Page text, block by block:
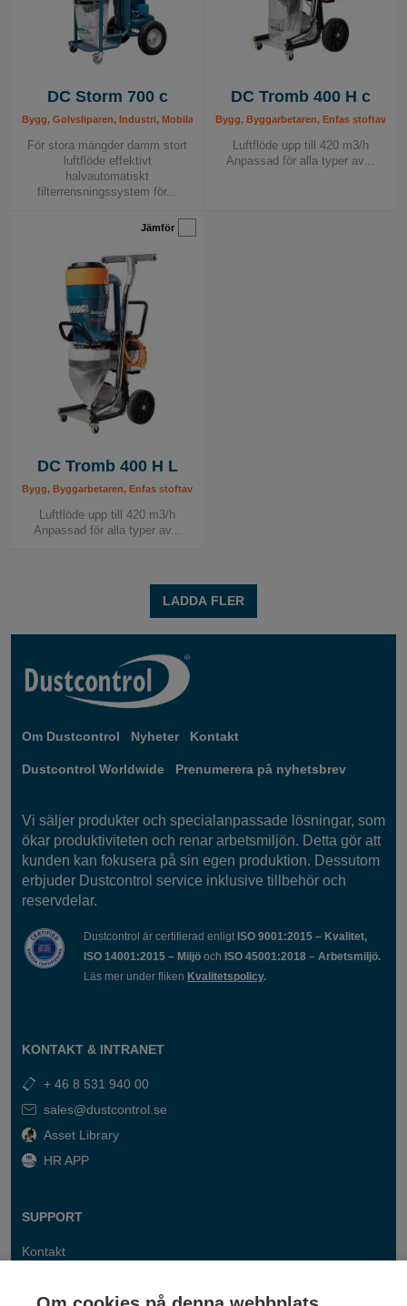
DC Storm 700 c
Bygg, Golvsliparen, Industri, Mobila stoftavskiljare, Stoftavskiljare, Våtsugar &
För stora mängder damm stort
luftflöde effektivt
halvautomatiskt
filterrensningssystem för...
DC Tromb 400 H c
Bygg, Byggarbetaren, Enfas
Luftflöde upp till 420 m3/h
Anpassad för alla typer av...
Jämför
DC Tromb 400 H L
Bygg, Byggarbetaren, Enfas stoftavskiljare, Golvsliparen, Håltagaren, Industri,
Luftflöde upp till 420 m3/h
Anpassad för alla typer av...
LADDA FLER
Om Dustcontrol Nyheter Kontakt
Dustcontrol Worldwide Prenumerera på nyhetsbrev
Vi säljer produkter och specialanpassade lösningar, som
ökar produktiviteten och renar arbetsmiljön. Detta gör att
kunden kan fokusera på sin egen produktion. Dessutom
erbjuder Dustcontrol service inklusive tillbehör och
reservdelar.
Dustcontrol är certifierad enligt ISO 9001:2015 – Kvalitet,
ISO 14001:2015 – Miljö och ISO 45001:2018 – Arbetsmiljö.
Läs mer under fliken Kvalitetspolicy.
KONTAKT & INTRANET
+ 46 8 531 940 00
sales@dustcontrol.se
Asset Library
HR APP
SUPPORT
Kontakt